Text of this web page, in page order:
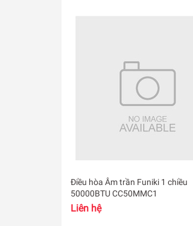
Điều hòa Âm trần Funiki 1 chiều
50000BTU CC50MMC1
Liên hệ